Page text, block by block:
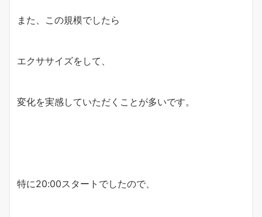
また、この規模でしたら
エクササイズをして、
変化を実感していただくことが多いです。
特に20:00スタートでしたので、